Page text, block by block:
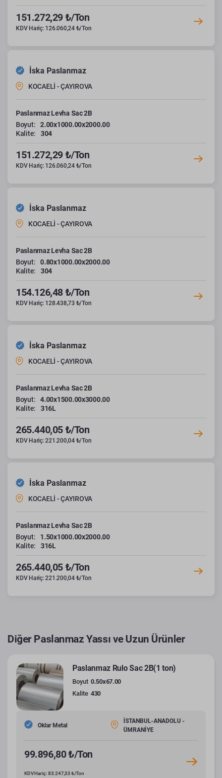
151.272,29 ₺/Ton
KDV Hariç: 126.060,24 ₺/Ton
İska Paslanmaz
KOCAELİ - ÇAYIROVA
Paslanmaz Levha Sac 2B
Boyut:
2.00x1000.00x2000.00
Kalite:
304
151.272,29 ₺/Ton
KDV Hariç: 126.060,24 ₺/Ton
İska Paslanmaz
KOCAELİ - ÇAYIROVA
Paslanmaz Levha Sac 2B
Boyut:
0.80x1000.00x2000.00
Kalite:
304
154.126,48 ₺/Ton
KDV Hariç: 128.438,73 ₺/Ton
İska Paslanmaz
KOCAELİ - ÇAYIROVA
Paslanmaz Levha Sac 2B
Boyut:
4.00x1500.00x3000.00
Kalite:
316L
265.440,05 ₺/Ton
KDV Hariç: 221.200,04 ₺/Ton
İska Paslanmaz
KOCAELİ - ÇAYIROVA
Paslanmaz Levha Sac 2B
Boyut:
1.50x1000.00x2000.00
Kalite:
316L
265.440,05 ₺/Ton
KDV Hariç: 221.200,04 ₺/Ton
Diğer Paslanmaz Yassı ve Uzun Ürünler
Paslanmaz Rulo Sac 2B(1 ton)
Boyut 0.50x67.00
Kalite 430
Oklar Metal
İSTANBUL-ANADOLU -
ÜMRANİYE
99.896,80 ₺/Ton
KDV Hariç: 83.247,33 ₺/Ton